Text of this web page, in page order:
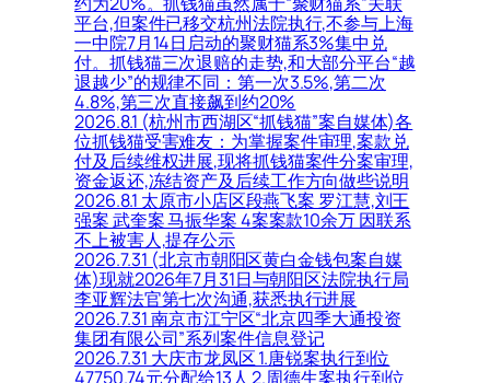
平台,但案件已移交杭州法院执行,不参与上海
一中院7月14日启动的聚财猫系3%集中兑
付。抓钱猫三次退赔的走势,和大部分平台“越
退越少”的规律不同：第一次3.5%,第二次
4.8%,第三次直接飙到约20%
2026.8.1 (杭州市西湖区“抓钱猫”案自媒体)各
位抓钱猫受害难友：为掌握案件审理,案款兑
付及后续维权进展,现将抓钱猫案件分案审理,
资金返还,冻结资产及后续工作方向做些说明
2026.8.1 太原市小店区段燕飞案 罗江慧,刘王
强案 武奎案 马振华案 4案案款10余万 因联系
不上被害人,提存公示
2026.7.31 (北京市朝阳区黄白金钱包案自媒
体)现就2026年7月31日与朝阳区法院执行局
李亚辉法官第七次沟通,获悉执行进展
2026.7.31 南京市江宁区“北京四季大通投资
集团有限公司”系列案件信息登记
2026.7.31 大庆市龙凤区 1.唐锐案执行到位
47750.74元分配给13人 2.周德生案执行到位